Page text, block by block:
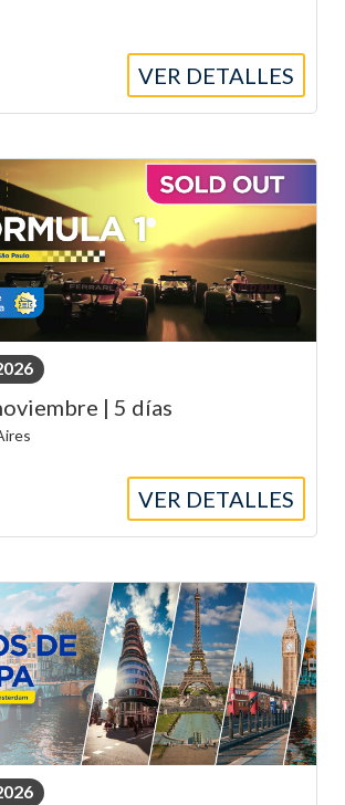
VER DETALLES
| 5 días
VER DETALLES